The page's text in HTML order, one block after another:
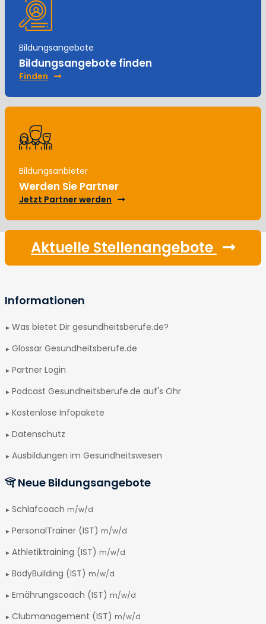
Bildungsangebote
Bildungsangebote finden
Finden
Bildungsanbieter
Werden Sie Partner
Jetzt Partner werden
Aktuelle Stellenangebote
Informationen
Was bietet Dir gesundheitsberufe.de?
Glossar Gesundheitsberufe.de
Partner Login
Podcast Gesundheitsberufe.de auf's Ohr
Kostenlose Infopakete
Datenschutz
Ausbildungen im Gesundheitswesen
Neue Bildungsangebote
Schlafcoach m/w/d
PersonalTrainer (IST) m/w/d
Athletiktraining (IST) m/w/d
BodyBuilding (IST) m/w/d
Ernährungscoach (IST) m/w/d
Clubmanagement (IST) m/w/d